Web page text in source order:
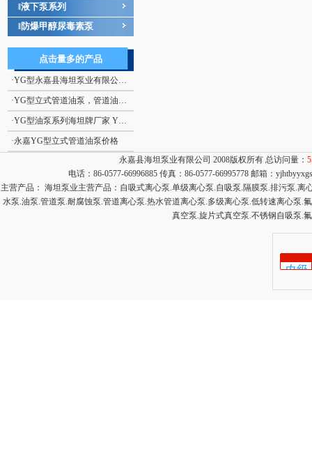
液下泵系列
防爆甲醇尿毒素泵
点击量多的产品
·YG型永嘉县海坦泵业有限公司生产 YG型立式管道油泵
·YG型立式管道油泵，管道油泵， 离心式油泵
·YG型油泵系列海坦牌厂家 YG型立式管道油泵
·永嘉YG型立式管道油泵价格
永嘉县海坦泵业有限公司 2008版权所有 总访问量：
电话：86-0577-66996885 传真：86-0577-66995778 邮箱：
主营产品： 海坦泵业主营产品：自吸式离心泵.单级离心泵.自吸泵.隔膜泵.排污泵.
水泵.油泵.管道泵.耐腐蚀泵.管道离心泵.热水管道离心泵.多级离心泵.低转速离心泵
真空泵.旋片式真空泵.不锈钢自吸泵.